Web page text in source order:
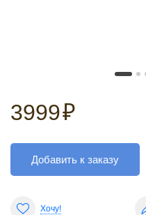
3999₽
Добавить к заказу
Хочу!